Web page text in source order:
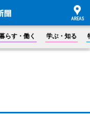
らす・働く 学ぶ・知る